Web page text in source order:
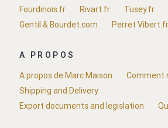
Fourdinois.fr
Rivart.fr
Tusey.fr
Gentil & Bourdet.com
Perret Vibert.fr
A PROPOS
A propos de Marc Maison
Comment
Shipping and Delivery
Export documents and legislation